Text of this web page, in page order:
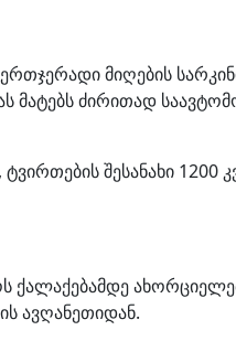
მიღების
მატებს ძირითად
შესანახი 1200
ქალაქებამდე
ავღანეთიდან.